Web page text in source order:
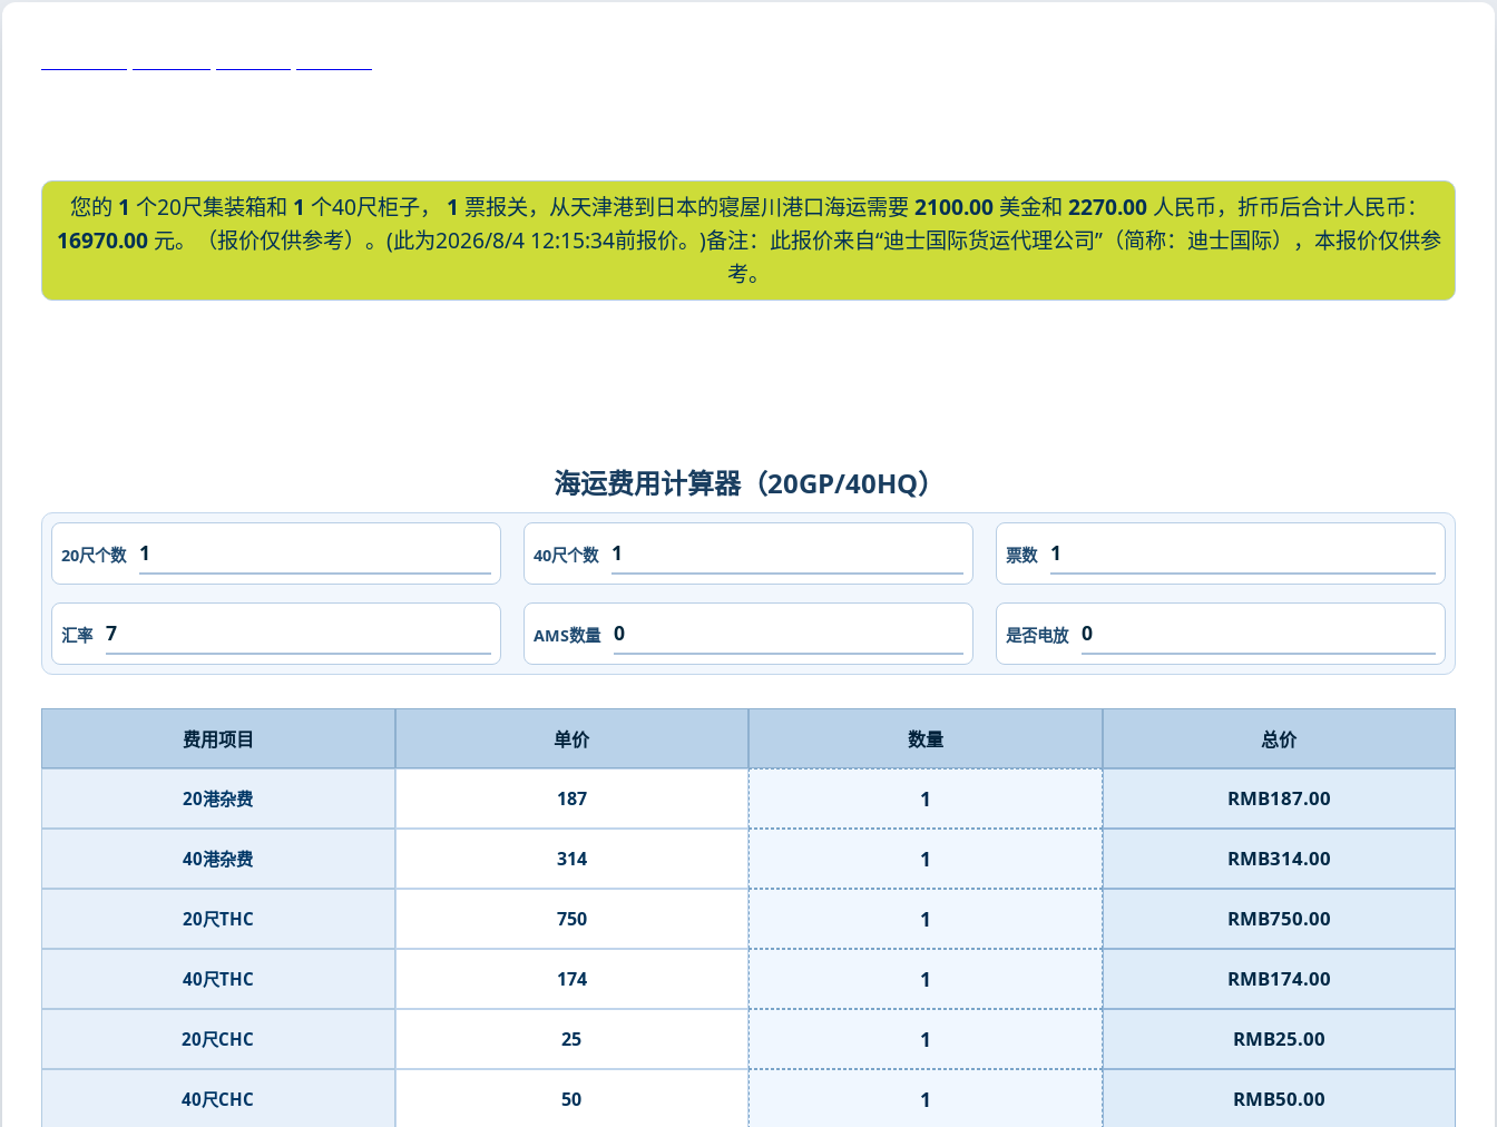
您的 1 个20尺集装箱和 1 个40尺柜子， 1 票报关，从天津港到日本的寝屋川港口海运需要2100.00美金和 2270.00人民币，折币后合计人民币：
16970.00元。（报价仅供参考）。(此为2026/8/4 12:15:34前报价。)备注：此报价来自“迪士国际货运代理公司”（简称：迪士国际），本报价仅供参
考。
海运费用计算器（20GP/40HQ）
20尺个数 40尺个数 票数
汇率 AMS数量 是否电放
费用项目 单价 数量 总价
20港杂费 187 1 RMB187.00
40港杂费 314 1 RMB314.00
20尺THC 750 1 RMB750.00
40尺THC 174 1 RMB174.00
20尺CHC 25 1 RMB25.00
40尺CHC 50 1 RMB50.00